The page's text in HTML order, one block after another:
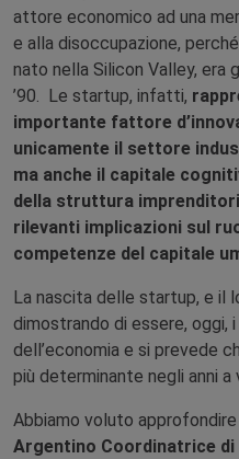
attore economico ad una
e alla disoccupazione,
nato nella Silicon Valley, era
’90. Le startup, infatti,
importante fattore
unicamente il settore
ma anche il capitale
della struttura
rilevanti implicazioni sul
competenze del capitale
La nascita delle startup, e il
dimostrando di essere, oggi,
dell’economia e si prevede
più determinante negli anni a
Abbiamo voluto
Argentino Coordinatrice di